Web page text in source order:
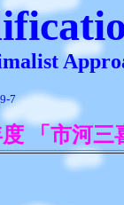
7
度 「市河